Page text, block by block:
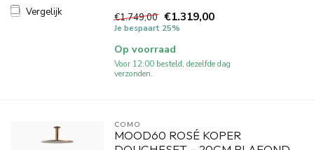
Vergelijk
€1.749,00 €1.319,00
Je bespaart 25%
Op voorraad
Voor 12:00 besteld, dezelfde dag
verzonden.
COMO
MOOD60 ROSÉ KOPER